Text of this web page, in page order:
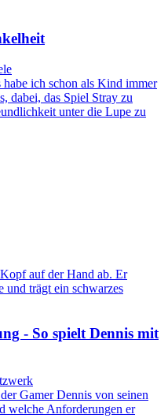
ich schon als Kind immer
dabei, das Spiel Stray zu
unter die Lupe zu
- So spielt Dennis mit
Gamer Dennis von seinen
welche Anforderungen er